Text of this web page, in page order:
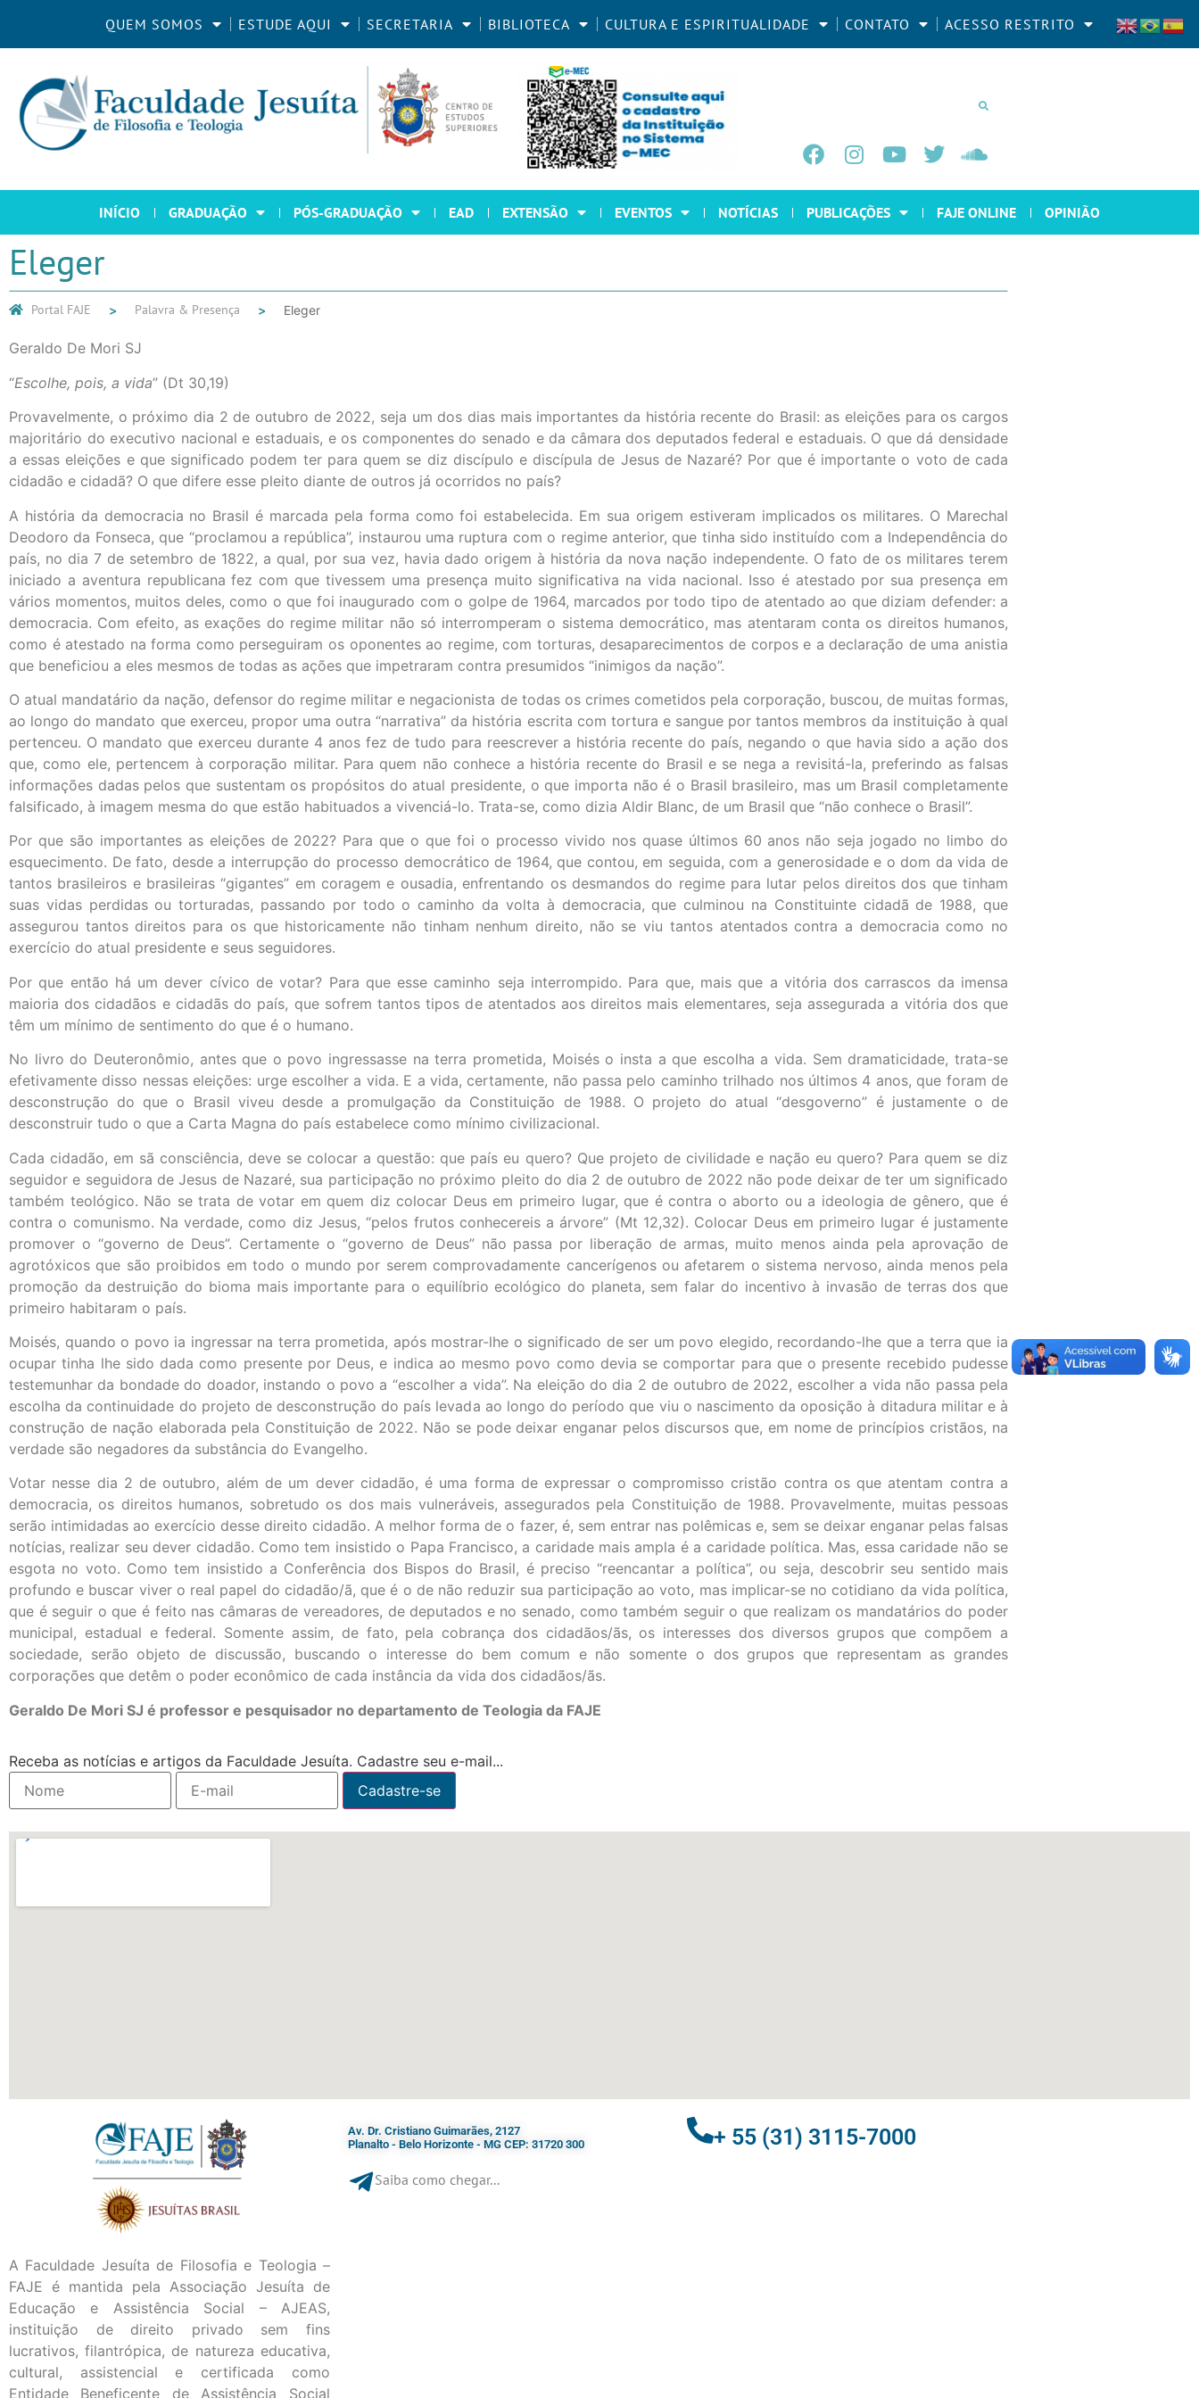
QUEM SOMOS ESTUDE AQUI SECRETARIA BIBLIOTECA CULTURA E ESPIRITUALIDADE CONTATO ACESSO RESTRITO
INÍCIO GRADUAÇÃO PÓS-GRADUAÇÃO EAD EXTENSÃO EVENTOS NOTÍCIAS PUBLICAÇÕES FAJE ONLINE OPINIÃO
Eleger
Portal FAJE Palavra & Presença Eleger
Geraldo De Mori SJ
“Escolhe, pois, a vida” (Dt 30,19)
Provavelmente, o próximo dia 2 de outubro de 2022, seja um dos dias mais importantes da história recente do Brasil: as eleições para os cargos
majoritário do executivo nacional e estaduais, e os componentes do senado e da câmara dos deputados federal e estaduais. O que dá densidade
a essas eleições e que significado podem ter para quem se diz discípulo e discípula de Jesus de Nazaré? Por que é importante o voto de cada
cidadão e cidadã? O que difere esse pleito diante de outros já ocorridos no país?
A história da democracia no Brasil é marcada pela forma como foi estabelecida. Em sua origem estiveram implicados os militares. O Marechal
Deodoro da Fonseca, que “proclamou a república”, instaurou uma ruptura com o regime anterior, que tinha sido instituído com a Independência do
país, no dia 7 de setembro de 1822, a qual, por sua vez, havia dado origem à história da nova nação independente. O fato de os militares terem
iniciado a aventura republicana fez com que tivessem uma presença muito significativa na vida nacional. Isso é atestado por sua presença em
vários momentos, muitos deles, como o que foi inaugurado com o golpe de 1964, marcados por todo tipo de atentado ao que diziam defender: a
democracia. Com efeito, as exações do regime militar não só interromperam o sistema democrático, mas atentaram conta os direitos humanos,
como é atestado na forma como perseguiram os oponentes ao regime, com torturas, desaparecimentos de corpos e a declaração de uma anistia
que beneficiou a eles mesmos de todas as ações que impetraram contra presumidos “inimigos da nação”.
O atual mandatário da nação, defensor do regime militar e negacionista de todas os crimes cometidos pela corporação, buscou, de muitas formas,
ao longo do mandato que exerceu, propor uma outra “narrativa” da história escrita com tortura e sangue por tantos membros da instituição à qual
pertenceu. O mandato que exerceu durante 4 anos fez de tudo para reescrever a história recente do país, negando o que havia sido a ação dos
que, como ele, pertencem à corporação militar. Para quem não conhece a história recente do Brasil e se nega a revisitá-la, preferindo as falsas
informações dadas pelos que sustentam os propósitos do atual presidente, o que importa não é o Brasil brasileiro, mas um Brasil completamente
falsificado, à imagem mesma do que estão habituados a vivenciá-lo. Trata-se, como dizia Aldir Blanc, de um Brasil que “não conhece o Brasil”.
Por que são importantes as eleições de 2022? Para que o que foi o processo vivido nos quase últimos 60 anos não seja jogado no limbo do
esquecimento. De fato, desde a interrupção do processo democrático de 1964, que contou, em seguida, com a generosidade e o dom da vida de
tantos brasileiros e brasileiras “gigantes” em coragem e ousadia, enfrentando os desmandos do regime para lutar pelos direitos dos que tinham
suas vidas perdidas ou torturadas, passando por todo o caminho da volta à democracia, que culminou na Constituinte cidadã de 1988, que
assegurou tantos direitos para os que historicamente não tinham nenhum direito, não se viu tantos atentados contra a democracia como no
exercício do atual presidente e seus seguidores.
Por que então há um dever cívico de votar? Para que esse caminho seja interrompido. Para que, mais que a vitória dos carrascos da imensa
maioria dos cidadãos e cidadãs do país, que sofrem tantos tipos de atentados aos direitos mais elementares, seja assegurada a vitória dos que
têm um mínimo de sentimento do que é o humano.
No livro do Deuteronômio, antes que o povo ingressasse na terra prometida, Moisés o insta a que escolha a vida. Sem dramaticidade, trata-se
efetivamente disso nessas eleições: urge escolher a vida. E a vida, certamente, não passa pelo caminho trilhado nos últimos 4 anos, que foram de
desconstrução do que o Brasil viveu desde a promulgação da Constituição de 1988. O projeto do atual “desgoverno” é justamente o de
desconstruir tudo o que a Carta Magna do país estabelece como mínimo civilizacional.
Cada cidadão, em sã consciência, deve se colocar a questão: que país eu quero? Que projeto de civilidade e nação eu quero? Para quem se diz
seguidor e seguidora de Jesus de Nazaré, sua participação no próximo pleito do dia 2 de outubro de 2022 não pode deixar de ter um significado
também teológico. Não se trata de votar em quem diz colocar Deus em primeiro lugar, que é contra o aborto ou a ideologia de gênero, que é
contra o comunismo. Na verdade, como diz Jesus, “pelos frutos conhecereis a árvore” (Mt 12,32). Colocar Deus em primeiro lugar é justamente
promover o “governo de Deus”. Certamente o “governo de Deus” não passa por liberação de armas, muito menos ainda pela aprovação de
agrotóxicos que são proibidos em todo o mundo por serem comprovadamente cancerígenos ou afetarem o sistema nervoso, ainda menos pela
promoção da destruição do bioma mais importante para o equilíbrio ecológico do planeta, sem falar do incentivo à invasão de terras dos que
primeiro habitaram o país.
Moisés, quando o povo ia ingressar na terra prometida, após mostrar-lhe o significado de ser um povo elegido, recordando-lhe que a terra que ia
ocupar tinha lhe sido dada como presente por Deus, e indica ao mesmo povo como devia se comportar para que o presente recebido pudesse
testemunhar da bondade do doador, instando o povo a “escolher a vida”. Na eleição do dia 2 de outubro de 2022, escolher a vida não passa pela
escolha da continuidade do projeto de desconstrução do país levada ao longo do período que viu o nascimento da oposição à ditadura militar e à
construção de nação elaborada pela Constituição de 2022. Não se pode deixar enganar pelos discursos que, em nome de princípios cristãos, na
verdade são negadores da substância do Evangelho.
Votar nesse dia 2 de outubro, além de um dever cidadão, é uma forma de expressar o compromisso cristão contra os que atentam contra a
democracia, os direitos humanos, sobretudo os dos mais vulneráveis, assegurados pela Constituição de 1988. Provavelmente, muitas pessoas
serão intimidadas ao exercício desse direito cidadão. A melhor forma de o fazer, é, sem entrar nas polêmicas e, sem se deixar enganar pelas falsas
notícias, realizar seu dever cidadão. Como tem insistido o Papa Francisco, a caridade mais ampla é a caridade política. Mas, essa caridade não se
esgota no voto. Como tem insistido a Conferência dos Bispos do Brasil, é preciso “reencantar a política”, ou seja, descobrir seu sentido mais
profundo e buscar viver o real papel do cidadão/ã, que é o de não reduzir sua participação ao voto, mas implicar-se no cotidiano da vida política,
que é seguir o que é feito nas câmaras de vereadores, de deputados e no senado, como também seguir o que realizam os mandatários do poder
municipal, estadual e federal. Somente assim, de fato, pela cobrança dos cidadãos/ãs, os interesses dos diversos grupos que compõem a
sociedade, serão objeto de discussão, buscando o interesse do bem comum e não somente o dos grupos que representam as grandes
corporações que detêm o poder econômico de cada instância da vida dos cidadãos/ãs.
Geraldo De Mori SJ é professor e pesquisador no departamento de Teologia da FAJE
Receba as notícias e artigos da Faculdade Jesuíta. Cadastre seu e-mail...
A Faculdade Jesuíta de Filosofia e Teologia –
FAJE é mantida pela Associação Jesuíta de
Educação e Assistência Social – AJEAS,
instituição de direito privado sem fins
lucrativos, filantrópica, de natureza educativa,
cultural, assistencial e certificada como
Entidade Beneficente de Assistência Social
Av. Dr. Cristiano Guimarães, 2127
Planalto - Belo Horizonte - MG CEP: 31720 300
Saiba como chegar...
+ 55 (31) 3115-7000​